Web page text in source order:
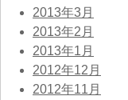
2013年3月
2013年2月
2013年1月
2012年12月
2012年11月